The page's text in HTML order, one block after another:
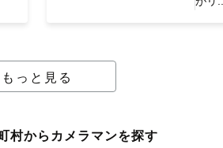
もっと見る
村からカメラマンを探す